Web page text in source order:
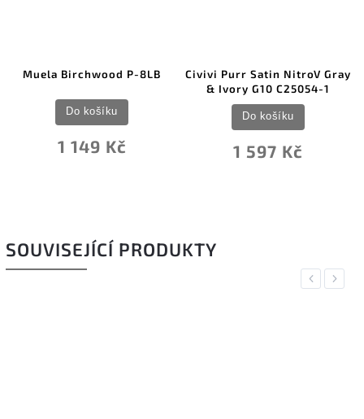
Muela Birchwood P-8LB
1 149 Kč
Do košíku
Civivi Purr Satin NitroV Gray
& Ivory G10 C25054-1
1 597 Kč
Do košíku
SOUVISEJÍCÍ PRODUKTY
Previous
Next